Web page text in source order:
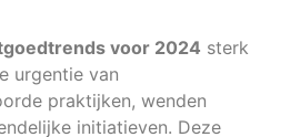
voor 2024 sterk
urgentie van
praktijken, wenden
initiatieven. Deze